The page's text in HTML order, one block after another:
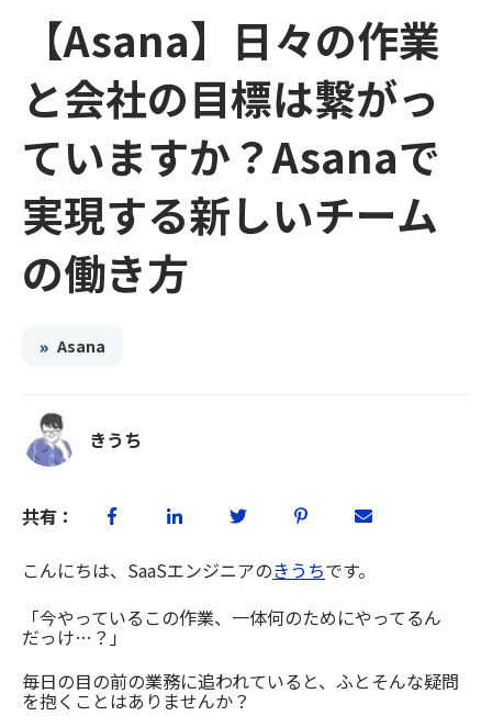
【Asana】日々の作業
と会社の目標は繋がっ
ていますか？Asanaで
実現する新しいチーム
の働き方
» Asana
きうち
共有：
こんにちは、SaaSエンジニアのきうちです。
「今やっているこの作業、一体何のためにやってるん
だっけ…？」
毎日の目の前の業務に追われていると、ふとそんな疑問
を抱くことはありませんか？